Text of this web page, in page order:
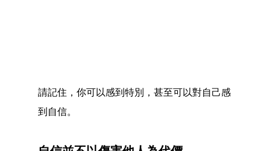
請記住，你可以感到特別，甚至可以對自己感
到自信。